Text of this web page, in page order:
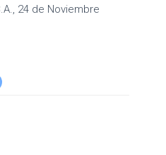
24 de Noviembre